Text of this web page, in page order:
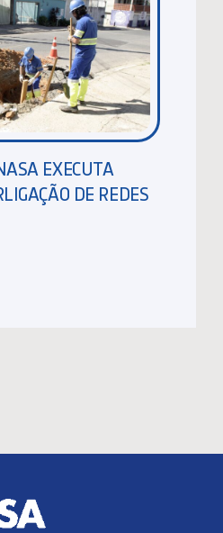
EXECUTA
DE REDES